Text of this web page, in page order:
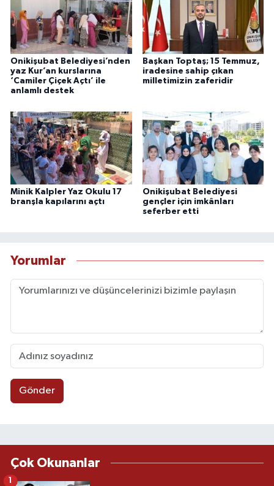
Onikişubat Belediyesi’nden
yaz Kur’an kurslarına
‘Camiler Çiçek Açtı’ ile
anlamlı destek
Başkan Toptaş; 15 Temmuz,
iradesine sahip çıkan
milletimizin zaferidir
Minik Kalpler Yaz Okulu 17
branşla kapılarını açtı
Onikişubat Belediyesi
gençler için imkânları
seferber etti
Yorumlar
Gönder
Çok Okunanlar
1